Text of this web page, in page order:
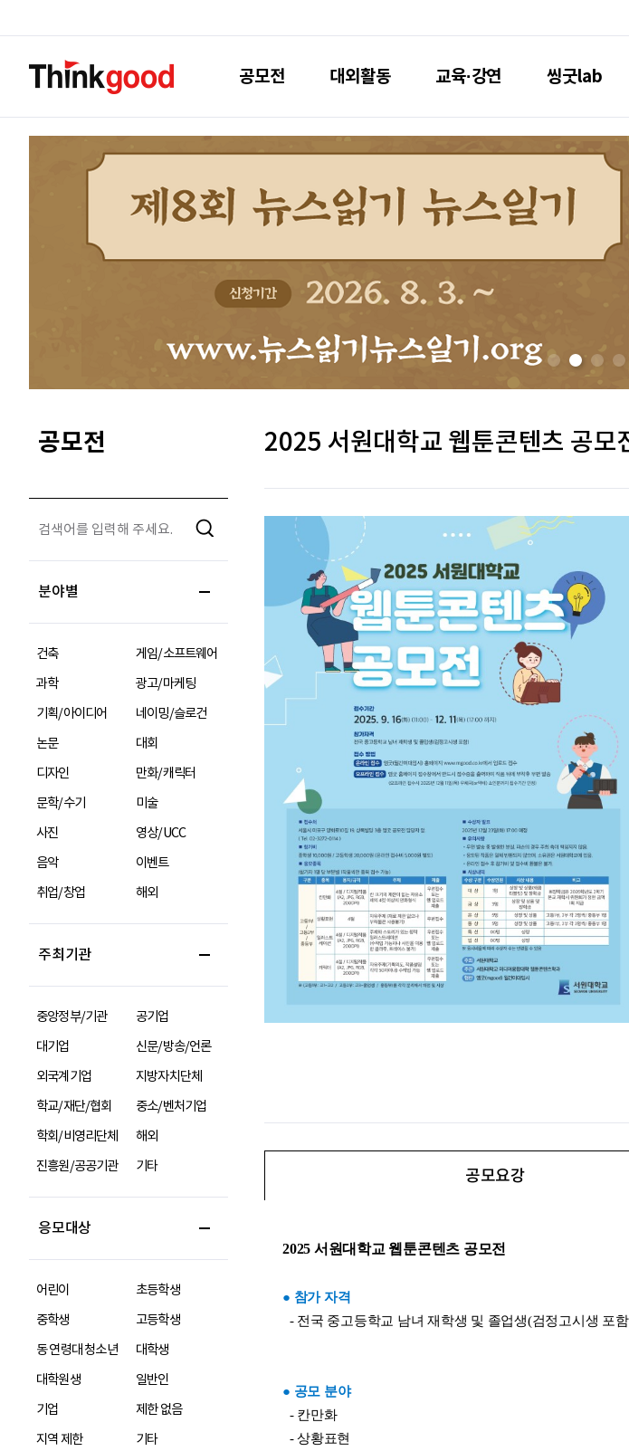
공모전 대외활동 교육·강연 씽굿lab
공모전
분야별
건축
게임/소프트웨어
과학
광고/마케팅
기획/아이디어
네이밍/슬로건
논문
대회
디자인
만화/캐릭터
문학/수기
미술
사진
영상/UCC
음악
이벤트
취업/창업
해외
주최기관
중앙정부/기관
공기업
대기업
신문/방송/언론
외국계기업
지방자치단체
학교/재단/협회
중소/벤처기업
학회/비영리단체
해외
진흥원/공공기관
기타
응모대상
어린이
초등학생
중학생
고등학생
동 연령대 청소년
대학생
대학원생
일반인
기업
제한 없음
지역 제한
기타
2025 서원대학교 웹툰콘텐츠 공모
공모요강